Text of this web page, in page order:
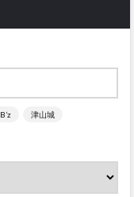
B’z 津山城